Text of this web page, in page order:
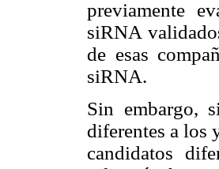
previamente
siRNA
de esas
siRNA.
Sin embargo,
diferentes a los
candidatos